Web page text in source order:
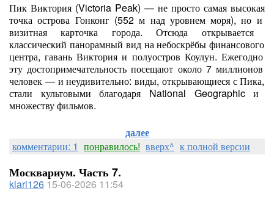
Пик Виктория (Victoria Peak) — не просто самая высокая
точка острова Гонконг(552м надуровнемморя), но и
визитная карточка города. Отсюда открывается
классический панорамный виднанебоскрёбы финансового
центра, гавань Виктория и полуостров Коулун. Ежегодно
эту достопримечательность посещают около7миллионов
человек — и неудивительно: виды, открывающиесясПика,
стали культовыми благодаря National Geographicи
множествуфильмов.
далее
комментарии: 1 понравилось! вверх^ к полной версии
Москвариум. Часть 7.
klari126 15-06-2026 11:54